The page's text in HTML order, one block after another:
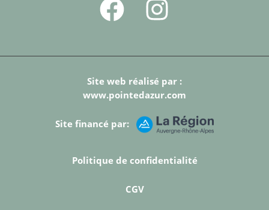
Site web réalisé par :
www.pointedazur.com
Site financé par:
Politique de confidentialité
CGV